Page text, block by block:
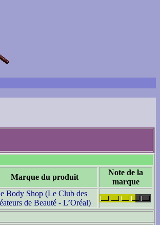
Marque du produit
Note de la
marque
Body Shop (Le Club des
de Beauté - L’Oréal)